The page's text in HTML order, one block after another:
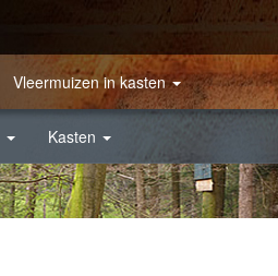
Vleermuizen in kasten
Kasten